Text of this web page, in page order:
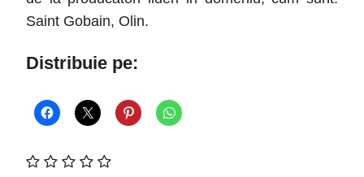
Saint Gobain, Olin.
Distribuie pe: